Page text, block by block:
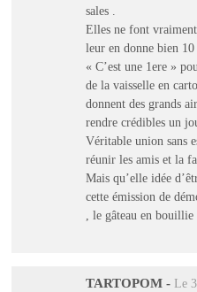
sales .
Elles ne font vraiment
leur en donne bien 10
« C’est une 1ere »
de la vaisselle en
donnent des grands
rendre crédibles un
Véritable union sans
réunir les amis et la
Mais qu’elle idée
cette émission de
, le gâteau en bouillie
TARTOPOM - Le